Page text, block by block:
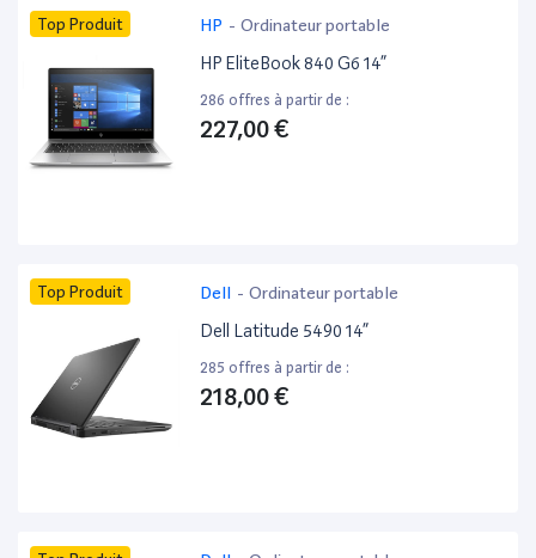
Top Produit HP - Ordinateur portable
HP EliteBook 840 G6 14”
286 offres à partir de :
227,00 €
Top Produit Dell - Ordinateur portable
Dell Latitude 5490 14”
285 offres à partir de :
218,00 €